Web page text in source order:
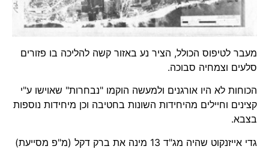
מעבר לטיפוס הכולל, הציר נע באזור קשה להליכה בו פזורים
סלעים וצמחיה סבוכה.
הכוחות לא היו אורגנים ולמעשה הוקמו "נבחרות" שאוישו ע"י
קצינים וחיילים מהיחידות השונות בחטיבה וכן מיחידות נוספות
בצבא.
גדי אייזנקוט שהיה מג"ד 13 מינה את ברק דקל (מ"פ מסייעת)